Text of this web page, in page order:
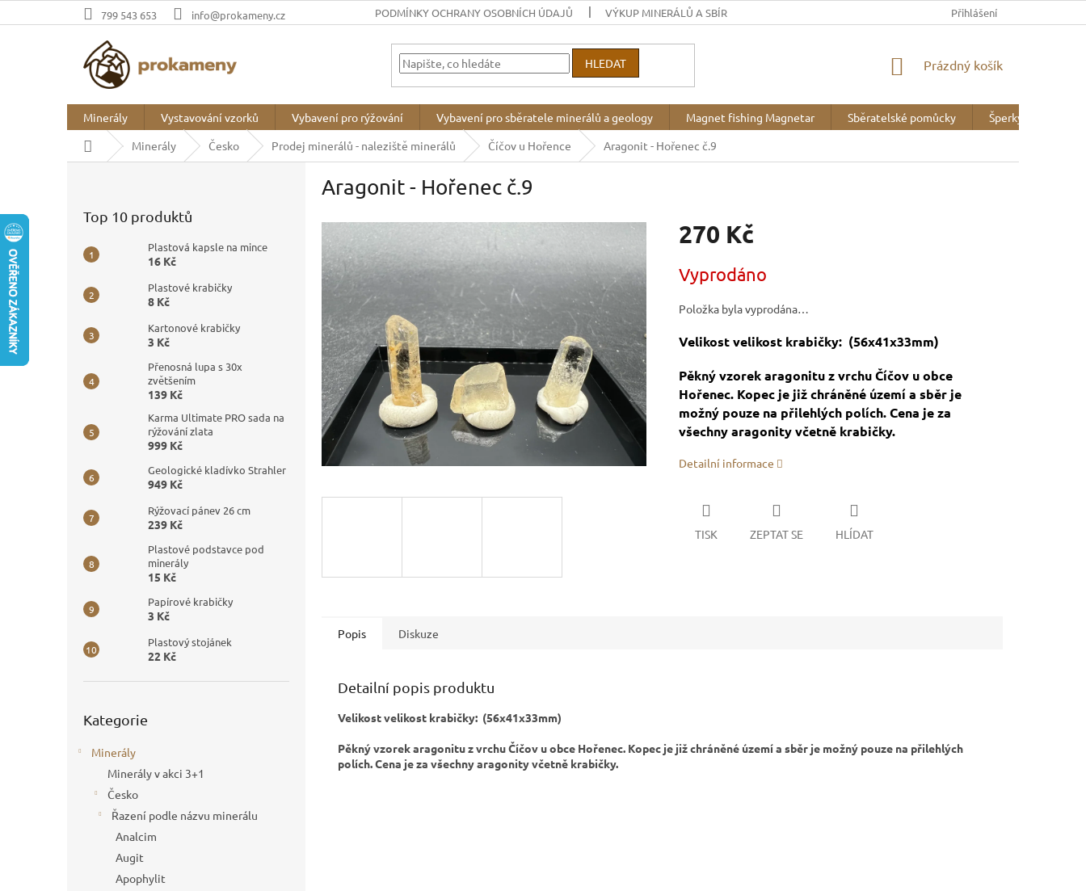
na
799 543 653 info@prokameny.cz PODMÍNKY OCHRANY OSOBNÍCH ÚDAJŮ VÝKUP MINERÁLŮ A SBÍREK MINERALOGICKÉ WEBY
Přihlášení
HLEDAT
NÁKUPNÍ
Prázdný košík
Minerály Vystavování vzorků Vybavení pro rýžování Vybavení pro sběratele minerálů a geology Magnet fishing Magnetar Sběratelské pomůcky Šperky
Domů
Minerály Česko Prodej minerálů - naleziště minerálů Číčov u Hořence Aragonit - Hořenec č.9
Top 10 produktů
Plastová kapsle na mince
16 Kč
Plastové krabičky
8 Kč
Kartonové krabičky
3 Kč
Přenosná lupa s 30x
zvětšením
139 Kč
Karma Ultimate PRO sada na
rýžování zlata
999 Kč
Geologické kladívko Strahler
949 Kč
Rýžovací pánev 26 cm
239 Kč
Plastové podstavce pod
minerály
15 Kč
Papírové krabičky
3 Kč
Plastový stojánek
22 Kč
kategorie
Kategorie
Minerály
Minerály v akci 3+1
Česko
Řazení podle názvu minerálu
Analcim
Augit
Apophylit
Aragonit - Hořenec č.9
270 Kč
cena:
Vyprodáno
Položka byla vyprodána…
Velikost velikost krabičky: (56x41x33mm)
Pěkný vzorek aragonitu z vrchu Číčov u obce
Hořenec. Kopec je již chráněné území a sběr je
možný pouze na přilehlých polích. Cena je za
všechny aragonity včetně krabičky.
Detailní informace
TISK ZEPTAT SE HLÍDAT
Popis Diskuze
Detailní popis produktu
Velikost velikost krabičky: (56x41x33mm)
Pěkný vzorek aragonitu z vrchu Číčov u obce Hořenec. Kopec je již chráněné území a sběr je možný pouze na přilehlých
polích. Cena je za všechny aragonity včetně krabičky.